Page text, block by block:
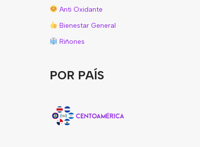
Anti Oxidante
Bienestar General
Riñones
POR PAÍS